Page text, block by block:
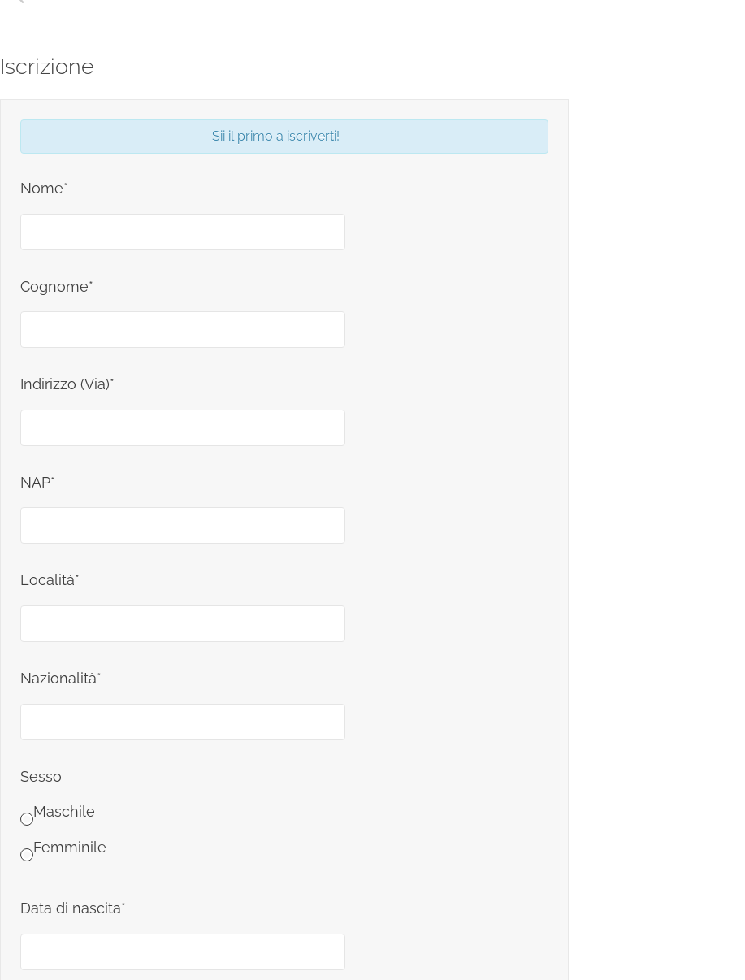
Iscrizione
Sii il primo a iscriverti!
Nome*
Cognome*
Indirizzo (Via)*
NAP*
Località*
Nazionalità*
Sesso
Maschile
Femminile
Data di nascita*